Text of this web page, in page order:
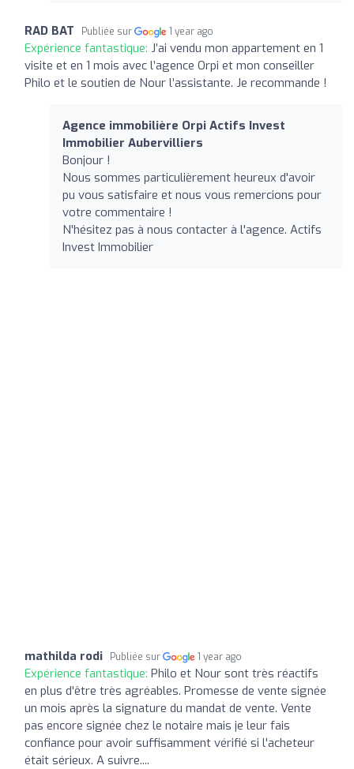
RAD BAT Publiée sur 1 year ago
Expérience fantastique: J’ai vendu mon appartement en 1
visite et en 1 mois avec l’agence Orpi et mon conseiller
Philo et le soutien de Nour l’assistante. Je recommande !
Agence immobilière Orpi Actifs Invest
Immobilier Aubervilliers
Bonjour !
Nous sommes particulièrement heureux d'avoir
pu vous satisfaire et nous vous remercions pour
votre commentaire !
N'hésitez pas à nous contacter à l'agence. Actifs
Invest Immobilier
mathilda rodi Publiée sur 1 year ago
Expérience fantastique: Philo et Nour sont très réactifs
en plus d'être très agréables. Promesse de vente signée
un mois après la signature du mandat de vente. Vente
pas encore signée chez le notaire mais je leur fais
confiance pour avoir suffisamment vérifié si l'acheteur
était sérieux. A suivre....